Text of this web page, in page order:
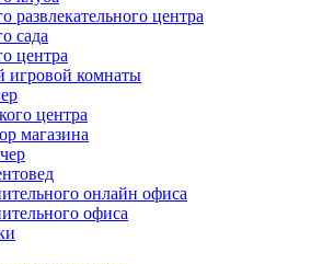
развлекательного центра
сада
центра
игровой комнаты
центра
магазина
онлайн офиса
офиса